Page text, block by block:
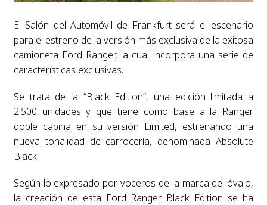
El Salón del Automóvil de Frankfurt será el escenario
para el estreno de la versión más exclusiva de la exitosa
camioneta Ford Ranger, la cual incorpora una serie de
características exclusivas.
Se trata de la “Black Edition”, una edición limitada a
2.500 unidades y que tiene como base a la Ranger
doble cabina en su versión Limited, estrenando una
nueva tonalidad de carrocería, denominada Absolute
Black.
Según lo expresado por voceros de la marca del óvalo,
la creación de esta Ford Ranger Black Edition se ha